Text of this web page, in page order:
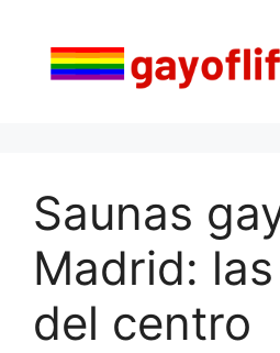
contenido
Saunas
Madrid:
del centro